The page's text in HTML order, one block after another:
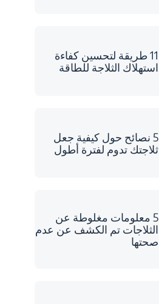
11 طريقة لتحسين كفاءة
استهلاك الثلاجة للطاقة
5 نصائح حول كيفية جعل
ثلاجتك تدوم لفترة أطول
5 معلومات مغلوطة عن
الثلاجات تم الكشف عن عدم
صحتها